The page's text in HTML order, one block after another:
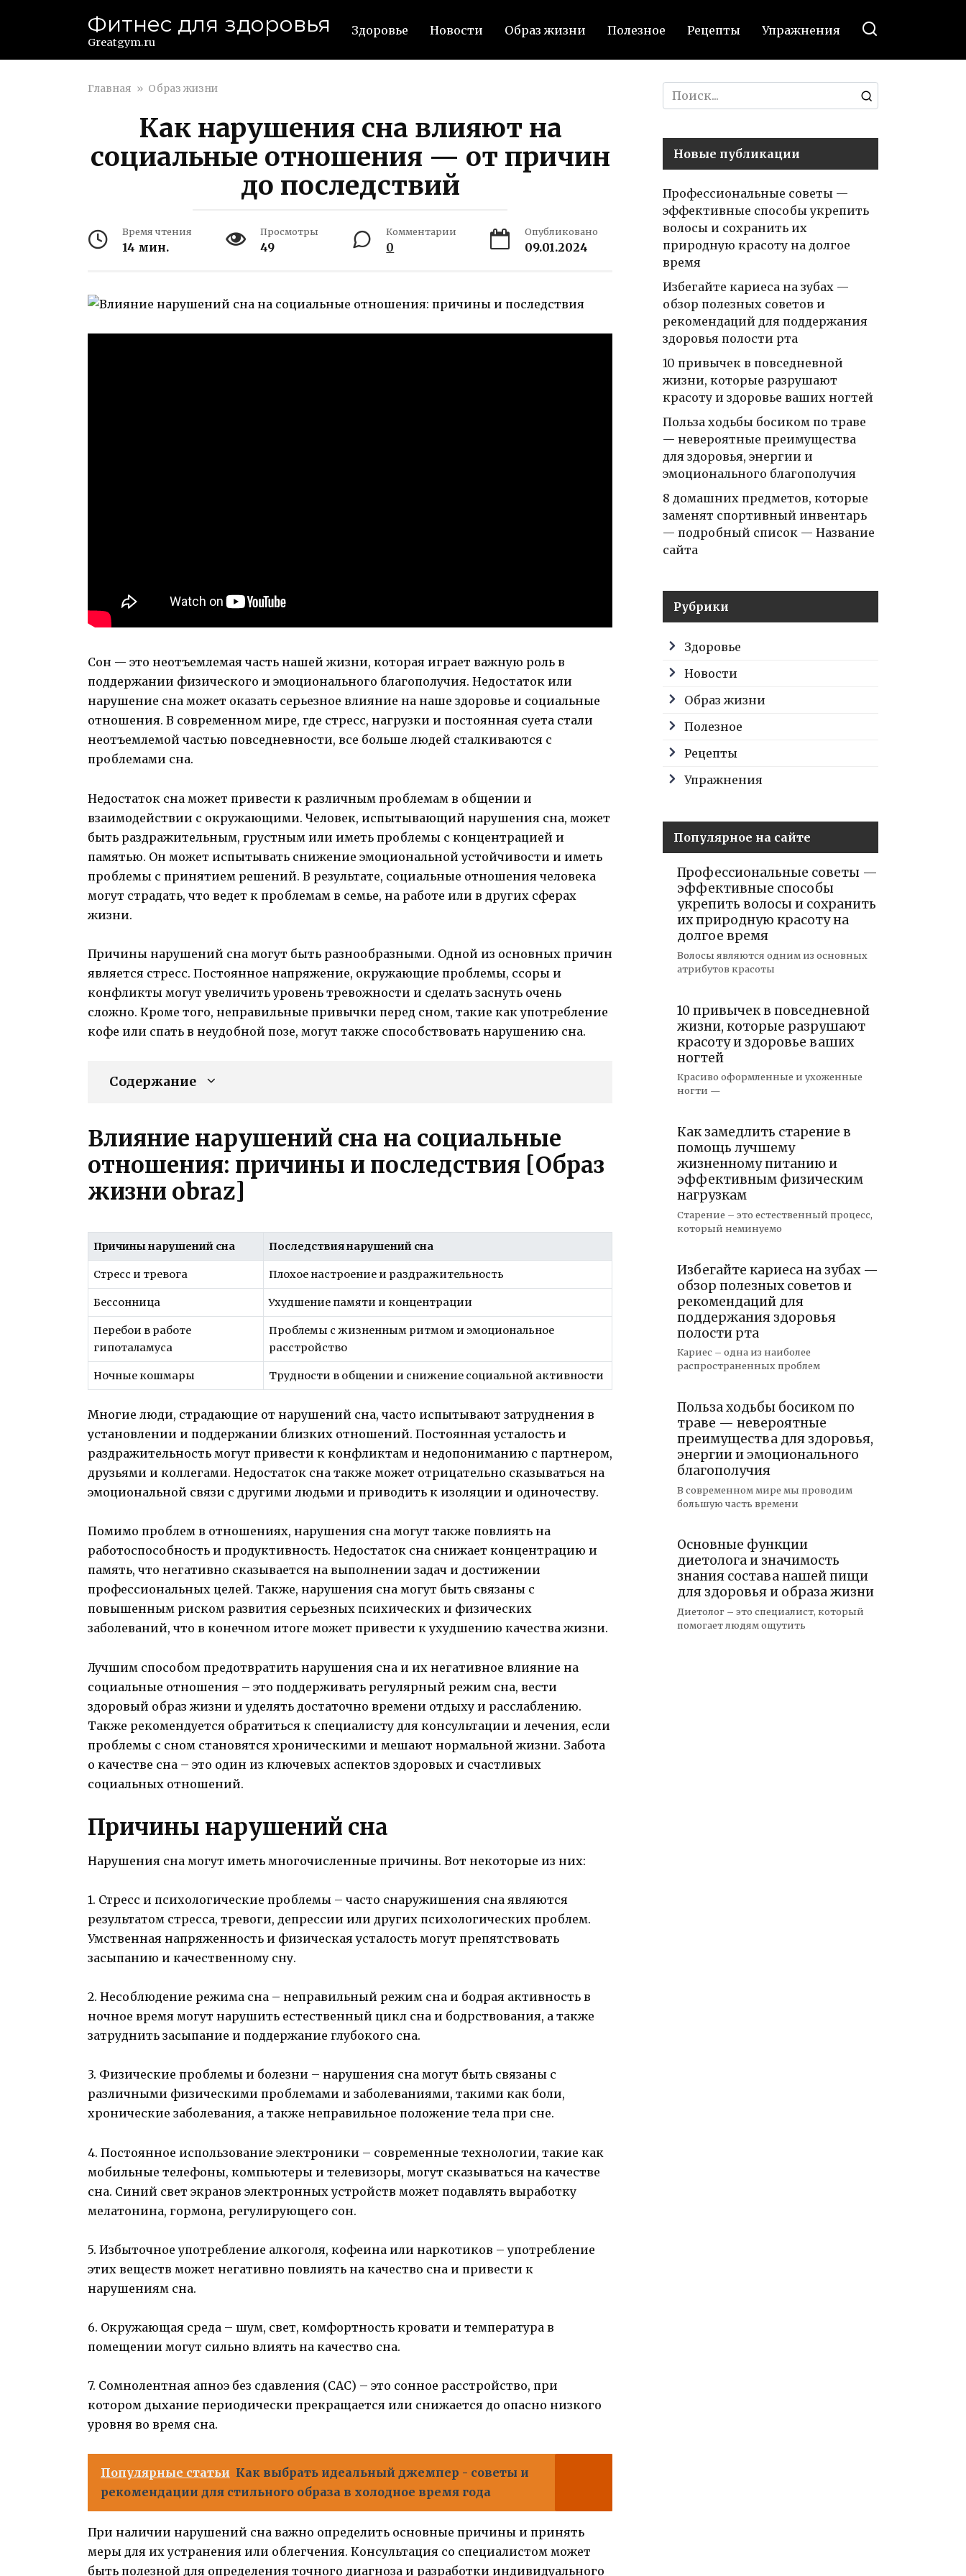
Фитнес для здоровья
Greatgym.ru
Здоровье Новости Образ жизни Полезное Рецепты Упражнения
Главная » Образ жизни
Как нарушения сна влияют на
социальные отношения — от причин
до последствий
Время чтения
14 мин.
Просмотры
49
Комментарии
0
Опубликовано
09.01.2024
Сон — это неотъемлемая часть нашей жизни, которая играет важную роль в
поддержании физического и эмоционального благополучия. Недостаток или
нарушение сна может оказать серьезное влияние на наше здоровье и социальные
отношения. В современном мире, где стресс, нагрузки и постоянная суета стали
неотъемлемой частью повседневности, все больше людей сталкиваются с
проблемами сна.
Недостаток сна может привести к различным проблемам в общении и
взаимодействии с окружающими. Человек, испытывающий нарушения сна, может
быть раздражительным, грустным или иметь проблемы с концентрацией и
памятью. Он может испытывать снижение эмоциональной устойчивости и иметь
проблемы с принятием решений. В результате, социальные отношения человека
могут страдать, что ведет к проблемам в семье, на работе или в других сферах
жизни.
Причины нарушений сна могут быть разнообразными. Одной из основных причин
является стресс. Постоянное напряжение, окружающие проблемы, ссоры и
конфликты могут увеличить уровень тревожности и сделать заснуть очень
сложно. Кроме того, неправильные привычки перед сном, такие как употребление
кофе или спать в неудобной позе, могут также способствовать нарушению сна.
Содержание
Влияние нарушений сна на социальные
отношения: причины и последствия [Образ
жизни obraz]
Причины нарушений сна Последствия нарушений сна
Стресс и тревога Плохое настроение и раздражительность
Бессонница Ухудшение памяти и концентрации
Перебои в работе
гипоталамуса
Проблемы с жизненным ритмом и эмоциональное
расстройство
Ночные кошмары Трудности в общении и снижение социальной активности
Многие люди, страдающие от нарушений сна, часто испытывают затруднения в
установлении и поддержании близких отношений. Постоянная усталость и
раздражительность могут привести к конфликтам и недопониманию с партнером,
друзьями и коллегами. Недостаток сна также может отрицательно сказываться на
эмоциональной связи с другими людьми и приводить к изоляции и одиночеству.
Помимо проблем в отношениях, нарушения сна могут также повлиять на
работоспособность и продуктивность. Недостаток сна снижает концентрацию и
память, что негативно сказывается на выполнении задач и достижении
профессиональных целей. Также, нарушения сна могут быть связаны с
повышенным риском развития серьезных психических и физических
заболеваний, что в конечном итоге может привести к ухудшению качества жизни.
Лучшим способом предотвратить нарушения сна и их негативное влияние на
социальные отношения – это поддерживать регулярный режим сна, вести
здоровый образ жизни и уделять достаточно времени отдыху и расслаблению.
Также рекомендуется обратиться к специалисту для консультации и лечения, если
проблемы с сном становятся хроническими и мешают нормальной жизни. Забота
о качестве сна – это один из ключевых аспектов здоровых и счастливых
социальных отношений.
Причины нарушений сна
Нарушения сна могут иметь многочисленные причины. Вот некоторые из них:
1. Стресс и психологические проблемы – часто снаружишения сна являются
результатом стресса, тревоги, депрессии или других психологических проблем.
Умственная напряженность и физическая усталость могут препятствовать
засыпанию и качественному сну.
2. Несоблюдение режима сна – неправильный режим сна и бодрая активность в
ночное время могут нарушить естественный цикл сна и бодрствования, а также
затруднить засыпание и поддержание глубокого сна.
3. Физические проблемы и болезни – нарушения сна могут быть связаны с
различными физическими проблемами и заболеваниями, такими как боли,
хронические заболевания, а также неправильное положение тела при сне.
4. Постоянное использование электроники – современные технологии, такие как
мобильные телефоны, компьютеры и телевизоры, могут сказываться на качестве
сна. Синий свет экранов электронных устройств может подавлять выработку
мелатонина, гормона, регулирующего сон.
5. Избыточное употребление алкоголя, кофеина или наркотиков – употребление
этих веществ может негативно повлиять на качество сна и привести к
нарушениям сна.
6. Окружающая среда – шум, свет, комфортность кровати и температура в
помещении могут сильно влиять на качество сна.
7. Сомнолентная апноэ без сдавления (САС) – это сонное расстройство, при
котором дыхание периодически прекращается или снижается до опасно низкого
уровня во время сна.
Популярные статьи Как выбрать идеальный джемпер - советы и
рекомендации для стильного образа в холодное время года
При наличии нарушений сна важно определить основные причины и принять
меры для их устранения или облегчения. Консультация со специалистом может
быть полезной для определения точного диагноза и разработки индивидуального
Search
for:
Новые публикации
Профессиональные советы —
эффективные способы укрепить
волосы и сохранить их
природную красоту на долгое
время
Избегайте кариеса на зубах —
обзор полезных советов и
рекомендаций для поддержания
здоровья полости рта
10 привычек в повседневной
жизни, которые разрушают
красоту и здоровье ваших ногтей
Польза ходьбы босиком по траве
— невероятные преимущества
для здоровья, энергии и
эмоционального благополучия
8 домашних предметов, которые
заменят спортивный инвентарь
— подробный список — Название
сайта
Рубрики
Здоровье
Новости
Образ жизни
Полезное
Рецепты
Упражнения
Популярное на сайте
Профессиональные советы —
эффективные способы
укрепить волосы и сохранить
их природную красоту на
долгое время
Волосы являются одним из основных
атрибутов красоты
10 привычек в повседневной
жизни, которые разрушают
красоту и здоровье ваших
ногтей
Красиво оформленные и ухоженные
ногти —
Как замедлить старение в
помощь лучшему
жизненному питанию и
эффективным физическим
нагрузкам
Старение – это естественный процесс,
который неминуемо
Избегайте кариеса на зубах —
обзор полезных советов и
рекомендаций для
поддержания здоровья
полости рта
Кариес – одна из наиболее
распространенных проблем
Польза ходьбы босиком по
траве — невероятные
преимущества для здоровья,
энергии и эмоционального
благополучия
В современном мире мы проводим
большую часть времени
Основные функции
диетолога и значимость
знания состава нашей пищи
для здоровья и образа жизни
Диетолог – это специалист, который
помогает людям ощутить